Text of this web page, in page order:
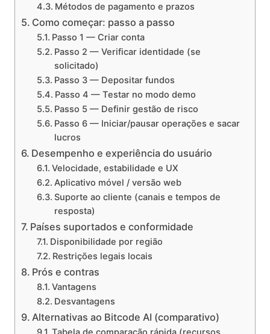
Métodos de pagamento e prazos
Como começar: passo a passo
Passo 1 — Criar conta
Passo 2 — Verificar identidade (se
solicitado)
Passo 3 — Depositar fundos
Passo 4 — Testar no modo demo
Passo 5 — Definir gestão de risco
Passo 6 — Iniciar/pausar operações e sacar
lucros
Desempenho e experiência do usuário
Velocidade, estabilidade e UX
Aplicativo móvel / versão web
Suporte ao cliente (canais e tempos de
resposta)
Países suportados e conformidade
Disponibilidade por região
Restrições legais locais
Prós e contras
Vantagens
Desvantagens
Alternativas ao Bitcode AI (comparativo)